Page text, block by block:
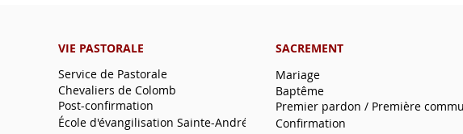
VIE PASTORALE
Service de Pastorale
Chevaliers de Colomb
Post-confirmation
École d'évangilisation Sainte-André
SACREMENT
Mariage
Premier pardon / Première
Baptême
Confirmation